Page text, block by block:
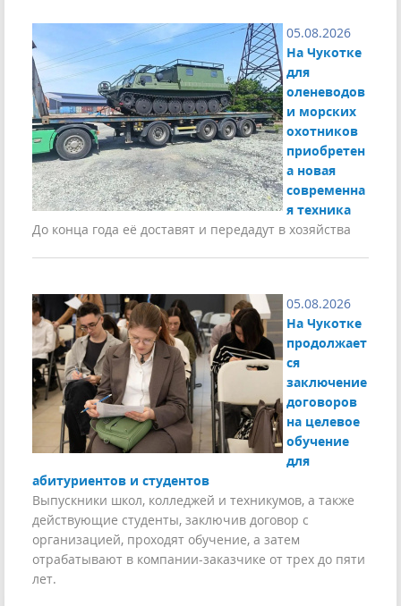
05.08.2026
На Чукотке
для
оленеводов
и морских
охотников
приобретен
а новая
современна
я техника
До конца года её доставят и передадут в хозяйства
05.08.2026
На Чукотке
продолжает
ся
заключение
договоров
на целевое
обучение
для
абитуриентов и студентов
Выпускники школ, колледжей и техникумов, а также
действующие студенты, заключив договор с
организацией, проходят обучение, а затем
отрабатывают в компании-заказчике от трех до пяти
лет.